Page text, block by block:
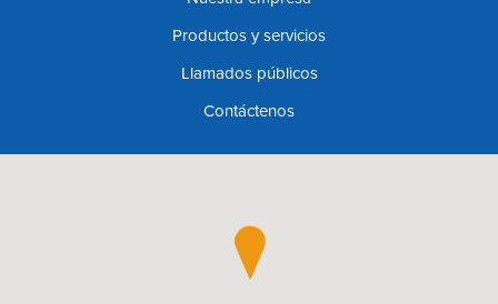
Productos y servicios
Llamados públicos
Contáctenos